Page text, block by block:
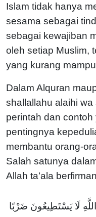
Islam tidak hanya
sesama sebagai
sebagai kewajiban
oleh setiap Muslim,
yang kurang
Dalam Alquran
shallallahu alaihi
perintah dan
pentingnya
membantu orang-
Salah satunya
Allah ta’ala
لَا يَسْتَطِيعُونَ ضَرْبًا